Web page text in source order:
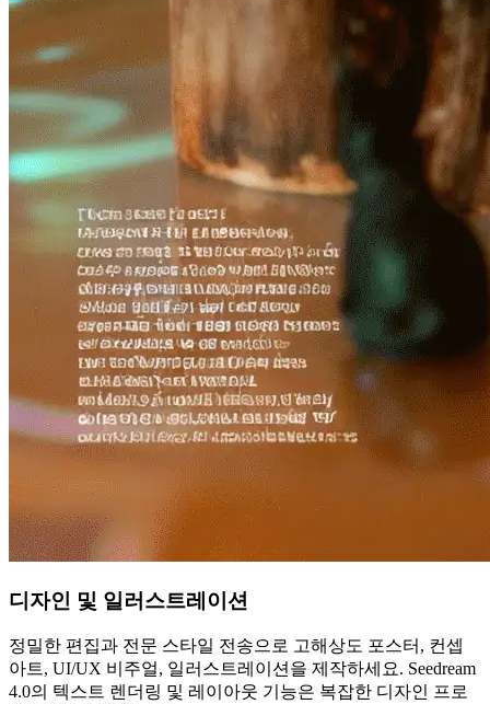
디자인 및 일러스트레이션
정밀한 편집과 전문 스타일 전송으로 고해상도 포스터, 컨셉
아트, UI/UX 비주얼, 일러스트레이션을 제작하세요. Seedream
4.0의 텍스트 렌더링 및 레이아웃 기능은 복잡한 디자인 프로